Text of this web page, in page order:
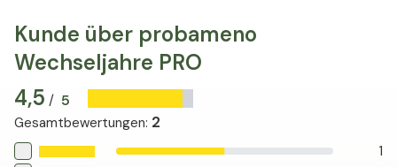
Kunde über probameno
Wechseljahre PRO
4,5 / 5
Gesamtbewertungen: 2
1